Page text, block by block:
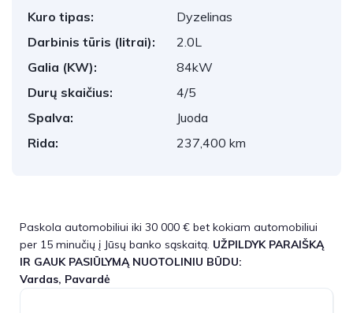
Kuro tipas:
Dyzelinas
Darbinis tūris (litrai):
2.0L
Galia (KW):
84kW
Durų skaičius:
4/5
Spalva:
Juoda
Rida:
237,400 km
Paskola automobiliui iki 30 000 € bet kokiam automobiliui
per 15 minučių į Jūsų banko sąskaitą. UŽPILDYK PARAIŠKĄ
IR GAUK PASIŪLYMĄ NUOTOLINIU BŪDU:
Vardas, Pavardė